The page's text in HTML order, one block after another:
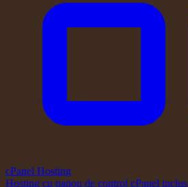
cPanel Hosting
Hosting cu panou de control cPanel inclus